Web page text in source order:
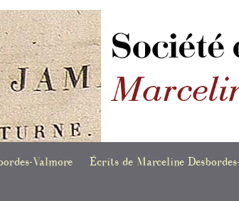
Valmore Écrits de Marceline